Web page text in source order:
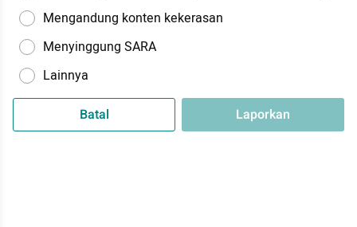
Mengandung konten kekerasan
Menyinggung SARA
Lainnya
Batal Laporkan